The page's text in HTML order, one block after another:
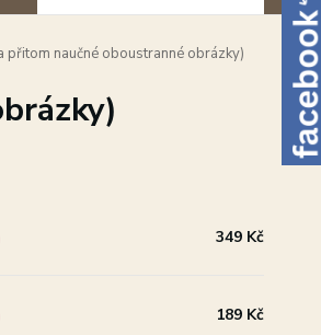
přitom naučné oboustranné obrázky)
349 Kč
189 Kč